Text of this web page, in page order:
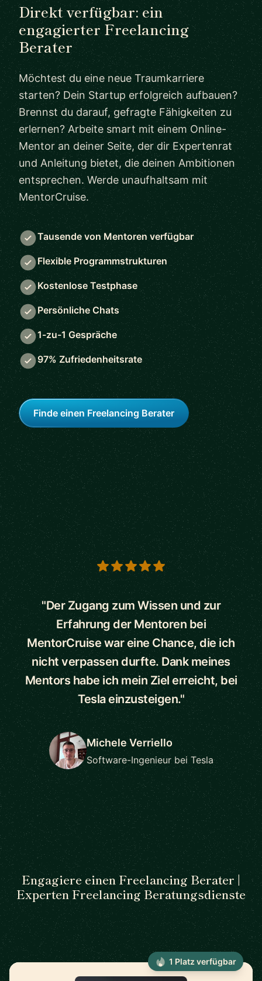
Direkt verfügbar: ein
engagierter Freelancing
Berater
Möchtest du eine neue Traumkarriere
starten? Dein Startup erfolgreich aufbauen?
Brennst du darauf, gefragte Fähigkeiten zu
erlernen? Arbeite smart mit einem Online-
Mentor an deiner Seite, der dir Expertenrat
und Anleitung bietet, die deinen Ambitionen
entsprechen. Werde unaufhaltsam mit
MentorCruise.
Tausende von Mentoren verfügbar
Flexible Programmstrukturen
Kostenlose Testphase
Persönliche Chats
1-zu-1 Gespräche
97% Zufriedenheitsrate
Finde einen Freelancing Berater
5 out of 5 stars
"Der Zugang zum Wissen und zur
Erfahrung der Mentoren bei
MentorCruise war eine Chance, die ich
nicht verpassen durfte. Dank meines
Mentors habe ich mein Ziel erreicht, bei
Tesla einzusteigen."
Michele Verriello
Software-Ingenieur bei Tesla
Engagiere einen Freelancing Berater |
Experten Freelancing Beratungsdienste
1 Platz verfügbar